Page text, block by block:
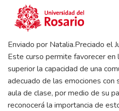
Pasar al contenido principal
Enviado por Natalia.Preciado el
Este curso permite favorecer
superior la capacidad de una
adecuado de las emociones
aula de clase, por medio de su
reconocerá la importancia de